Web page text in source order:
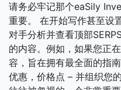
请务必牢记那个eaSily
重要。 在开始写作甚至设
对手分析并查看顶部
的内容。例如，如果您正
容，旨在拥有最全面的指
优惠，价格点 – 并组织您